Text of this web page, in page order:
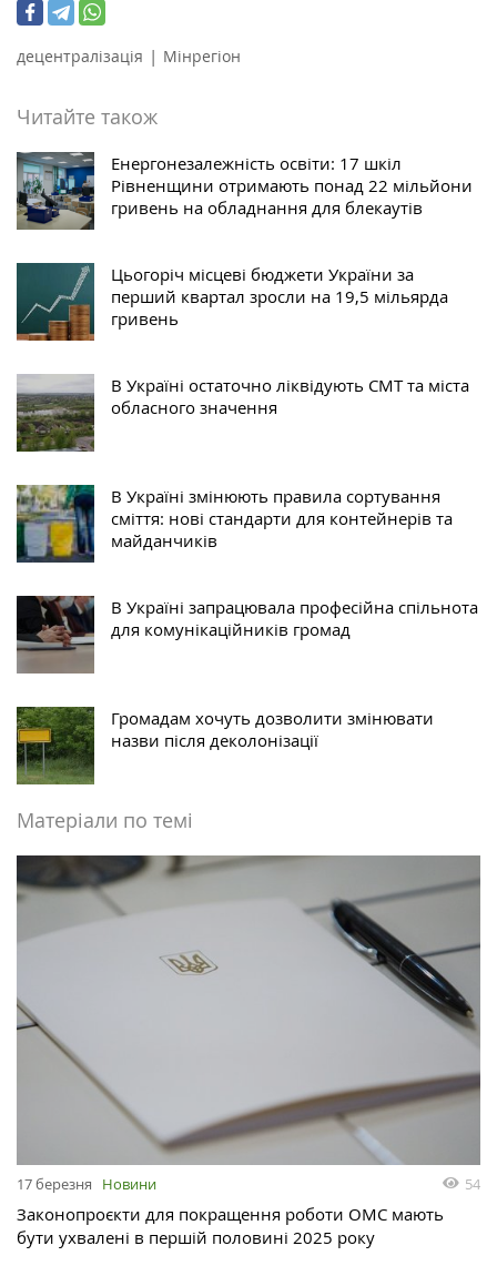
децентралізація | Мінрегіон
Читайте також
Енергонезалежність освіти: 17 шкіл
Рівненщини отримають понад 22 мільйони
гривень на обладнання для блекаутів
Цьогоріч місцеві бюджети України за
перший квартал зросли на 19,5 мільярда
гривень
В Україні остаточно ліквідують СМТ та міста
обласного значення
В Україні змінюють правила сортування
сміття: нові стандарти для контейнерів та
майданчиків
В Україні запрацювала професійна спільнота
для комунікаційників громад
Громадам хочуть дозволити змінювати
назви після деколонізації
Матеріали по темі
17 березня Новини 54
Законопроєкти для покращення роботи ОМС мають
бути ухвалені в першій половині 2025 року